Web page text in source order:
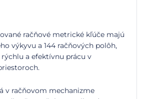
račňové metrické kľúče majú
výkyvu a 144 račňových polôh,
a efektívnu prácu v
v račňovom mechanizme